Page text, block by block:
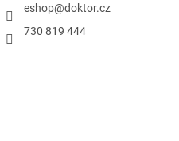
eshop@doktor.cz
730 819 444